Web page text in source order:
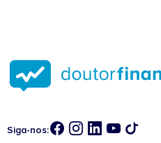
Siga-nos: